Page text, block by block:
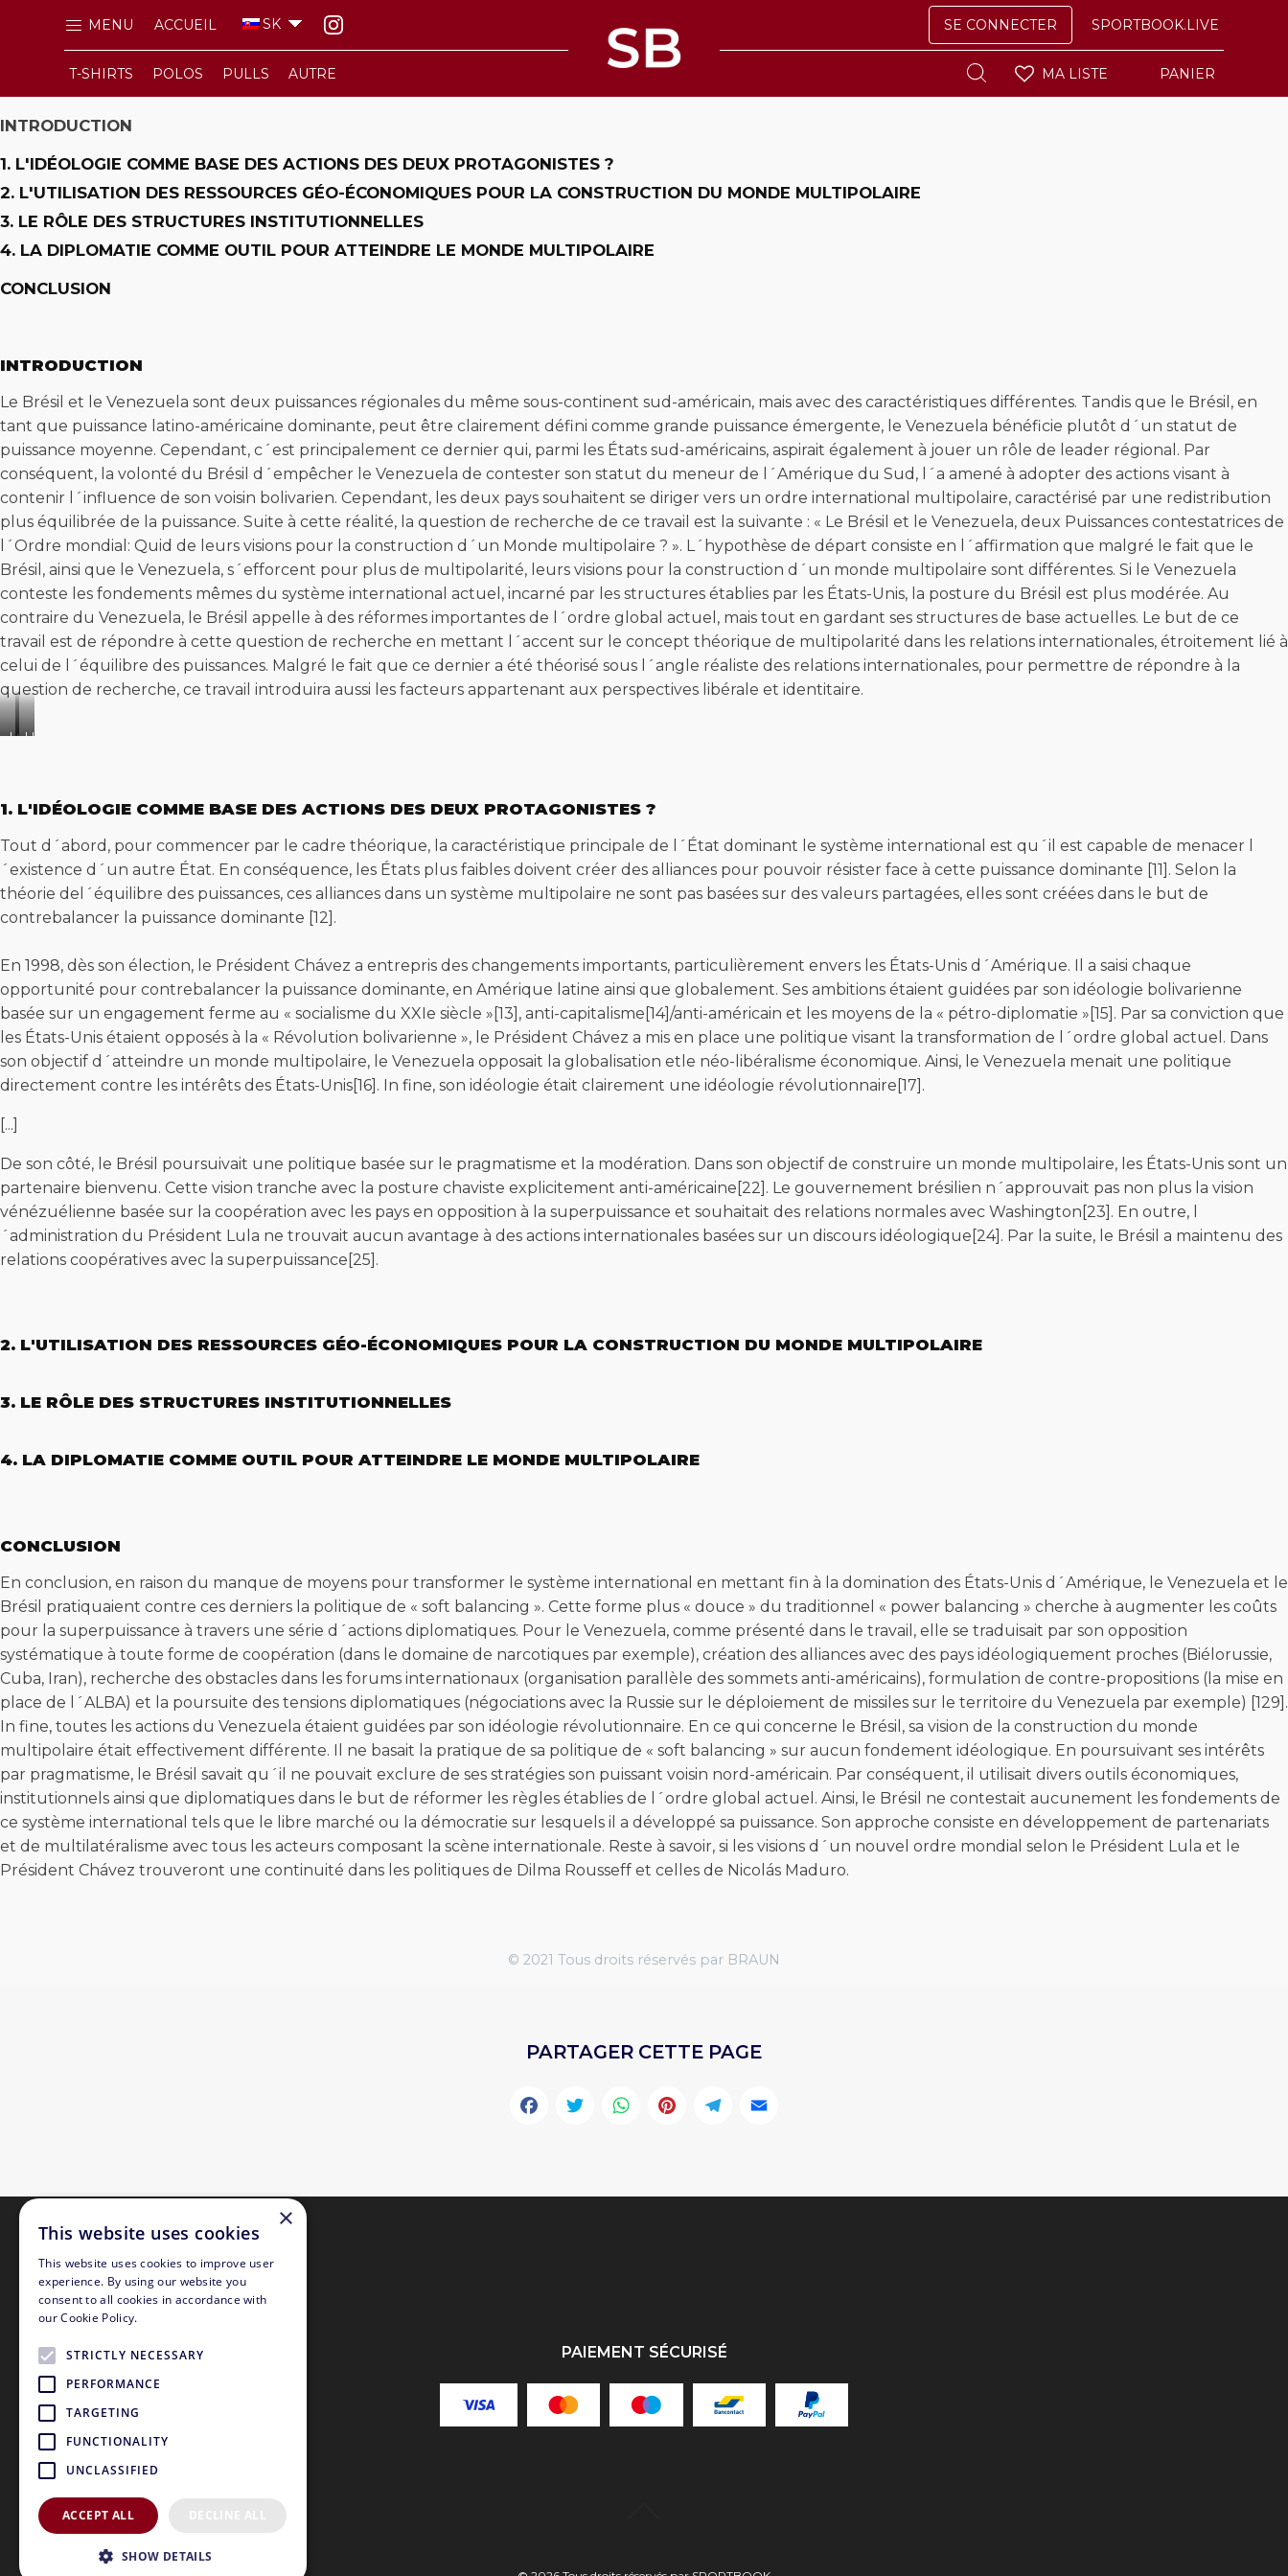
MENU ACCUEIL SK
T-SHIRTS POLOS PULLS AUTRE
SE CONNECTER SPORTBOOK.LIVE
MA LISTE PANIER
INTRODUCTION
1. L'IDÉOLOGIE COMME BASE DES ACTIONS DES DEUX PROTAGONISTES ?
2. L'UTILISATION DES RESSOURCES GÉO-ÉCONOMIQUES POUR LA CONSTRUCTION DU MONDE MULTIPOLAIRE
3. LE RÔLE DES STRUCTURES INSTITUTIONNELLES
4. LA DIPLOMATIE COMME OUTIL POUR ATTEINDRE LE MONDE MULTIPOLAIRE
CONCLUSION
INTRODUCTION
Le Brésil et le Venezuela sont deux puissances régionales du même sous-continent sud-américain, mais avec des caractéristiques différentes. Tandis que le Brésil, en
tant que puissance latino-américaine dominante, peut être clairement défini comme grande puissance émergente, le Venezuela bénéficie plutôt d´un statut de
puissance moyenne. Cependant, c´est principalement ce dernier qui, parmi les États sud-américains, aspirait également à jouer un rôle de leader régional. Par
conséquent, la volonté du Brésil d´empêcher le Venezuela de contester son statut du meneur de l´Amérique du Sud, l´a amené à adopter des actions visant à
contenir l´influence de son voisin bolivarien. Cependant, les deux pays souhaitent se diriger vers un ordre international multipolaire, caractérisé par une redistribution
plus équilibrée de la puissance. Suite à cette réalité, la question de recherche de ce travail est la suivante : « Le Brésil et le Venezuela, deux Puissances contestatrices de
l´Ordre mondial: Quid de leurs visions pour la construction d´un Monde multipolaire ? ». L´hypothèse de départ consiste en l´affirmation que malgré le fait que le
Brésil, ainsi que le Venezuela, s´efforcent pour plus de multipolarité, leurs visions pour la construction d´un monde multipolaire sont différentes. Si le Venezuela
conteste les fondements mêmes du système international actuel, incarné par les structures établies par les États-Unis, la posture du Brésil est plus modérée. Au
contraire du Venezuela, le Brésil appelle à des réformes importantes de l´ordre global actuel, mais tout en gardant ses structures de base actuelles. Le but de ce
travail est de répondre à cette question de recherche en mettant l´accent sur le concept théorique de multipolarité dans les relations internationales, étroitement lié à
celui de l´équilibre des puissances. Malgré le fait que ce dernier a été théorisé sous l´angle réaliste des relations internationales, pour permettre de répondre à la
question de recherche, ce travail introduira aussi les facteurs appartenant aux perspectives libérale et identitaire.
Luis
Silva
Hugo
1. L'IDÉOLOGIE COMME BASE DES ACTIONS DES DEUX PROTAGONISTES ?
Tout d´abord, pour commencer par le cadre théorique, la caractéristique principale de l´État dominant le système international est qu´il est capable de menacer l
´existence d´un autre État. En conséquence, les États plus faibles doivent créer des alliances pour pouvoir résister face à cette puissance dominante [11]. Selon la
théorie del´équilibre des puissances, ces alliances dans un système multipolaire ne sont pas basées sur des valeurs partagées, elles sont créées dans le but de
contrebalancer la puissance dominante [12].
En 1998, dès son élection, le Président Chávez a entrepris des changements importants, particulièrement envers les États-Unis d´Amérique. Il a saisi chaque
opportunité pour contrebalancer la puissance dominante, en Amérique latine ainsi que globalement. Ses ambitions étaient guidées par son idéologie bolivarienne
basée sur un engagement ferme au « socialisme du XXIe siècle »[13], anti-capitalisme[14]/anti-américain et les moyens de la « pétro-diplomatie »[15]. Par sa conviction que
les États-Unis étaient opposés à la « Révolution bolivarienne », le Président Chávez a mis en place une politique visant la transformation de l´ordre global actuel. Dans
son objectif d´atteindre un monde multipolaire, le Venezuela opposait la globalisation etle néo-libéralisme économique. Ainsi, le Venezuela menait une politique
directement contre les intérêts des États-Unis[16]. In fine, son idéologie était clairement une idéologie révolutionnaire[17].
[...]
De son côté, le Brésil poursuivait une politique basée sur le pragmatisme et la modération. Dans son objectif de construire un monde multipolaire, les États-Unis sont un
partenaire bienvenu. Cette vision tranche avec la posture chaviste explicitement anti-américaine[22]. Le gouvernement brésilien n´approuvait pas non plus la vision
vénézuélienne basée sur la coopération avec les pays en opposition à la superpuissance et souhaitait des relations normales avec Washington[23]. En outre, l
´administration du Président Lula ne trouvait aucun avantage à des actions internationales basées sur un discours idéologique[24]. Par la suite, le Brésil a maintenu des
relations coopératives avec la superpuissance[25].
2. L'UTILISATION DES RESSOURCES GÉO-ÉCONOMIQUES POUR LA CONSTRUCTION DU MONDE MULTIPOLAIRE
3. LE RÔLE DES STRUCTURES INSTITUTIONNELLES
4. LA DIPLOMATIE COMME OUTIL POUR ATTEINDRE LE MONDE MULTIPOLAIRE
CONCLUSION
En conclusion, en raison du manque de moyens pour transformer le système international en mettant fin à la domination des États-Unis d´Amérique, le Venezuela et le
Brésil pratiquaient contre ces derniers la politique de « soft balancing ». Cette forme plus « douce » du traditionnel « power balancing » cherche à augmenter les coûts
pour la superpuissance à travers une série d´actions diplomatiques. Pour le Venezuela, comme présenté dans le travail, elle se traduisait par son opposition
systématique à toute forme de coopération (dans le domaine de narcotiques par exemple), création des alliances avec des pays idéologiquement proches (Biélorussie,
Cuba, Iran), recherche des obstacles dans les forums internationaux (organisation parallèle des sommets anti-américains), formulation de contre-propositions (la mise en
place de l´ALBA) et la poursuite des tensions diplomatiques (négociations avec la Russie sur le déploiement de missiles sur le territoire du Venezuela par exemple) [129].
In fine, toutes les actions du Venezuela étaient guidées par son idéologie révolutionnaire. En ce qui concerne le Brésil, sa vision de la construction du monde
multipolaire était effectivement différente. Il ne basait la pratique de sa politique de « soft balancing » sur aucun fondement idéologique. En poursuivant ses intérêts
par pragmatisme, le Brésil savait qu´il ne pouvait exclure de ses stratégies son puissant voisin nord-américain. Par conséquent, il utilisait divers outils économiques,
institutionnels ainsi que diplomatiques dans le but de réformer les règles établies de l´ordre global actuel. Ainsi, le Brésil ne contestait aucunement les fondements de
ce système international tels que le libre marché ou la démocratie sur lesquels il a développé sa puissance. Son approche consiste en développement de partenariats
et de multilatéralisme avec tous les acteurs composant la scène internationale. Reste à savoir, si les visions d´un nouvel ordre mondial selon le Président Lula et le
Président Chávez trouveront une continuité dans les politiques de Dilma Rousseff et celles de Nicolás Maduro.
© 2021 Tous droits réservés par BRAUN
PARTAGER CETTE PAGE
Facebook
Twitter
WhatsApp
Pinterest
Telegram
PAIEMENT SÉCURISÉ
×
This website uses cookies
This website uses cookies to improve user
experience. By using our website you
consent to all cookies in accordance with
our Cookie Policy.
STRICTLY NECESSARY
PERFORMANCE
TARGETING
FUNCTIONALITY
UNCLASSIFIED
ACCEPT ALL
SHOW DETAILS